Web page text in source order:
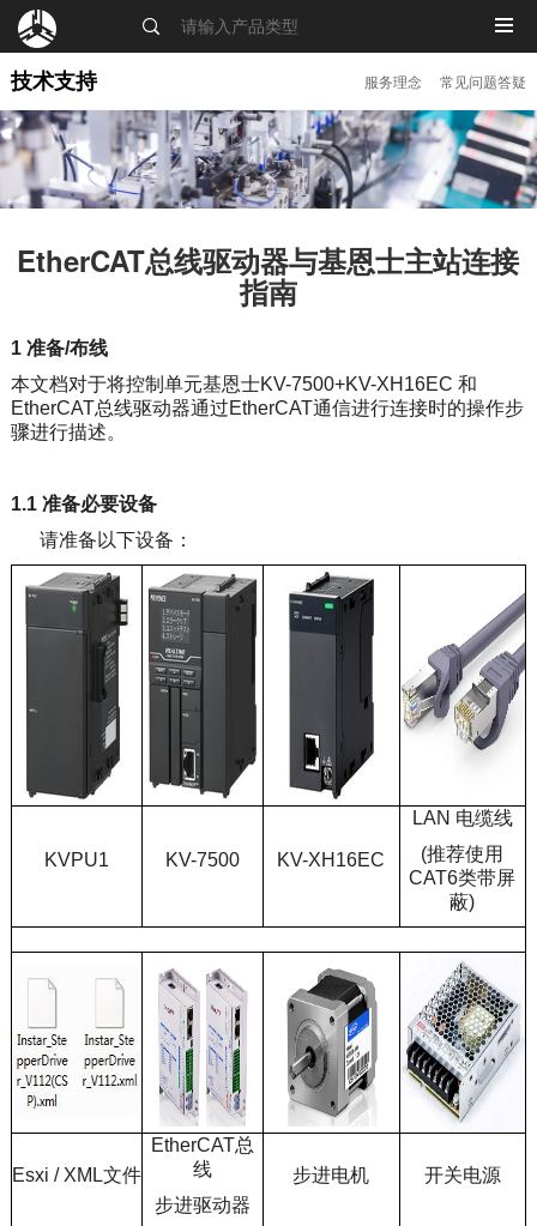
MENU
技术支持 服务理念 常见问题答疑
EtherCAT总线驱动器与基恩士主站连接
指南
1 准备/布线
本文档对于将控制单元基恩士KV-7500+KV-XH16EC 和
EtherCAT总线驱动器通过EtherCAT通信进行连接时的操作步
骤进行描述。
1.1 准备必要设备
请准备以下设备：
KVPU1 KV-7500 KV-XH16EC
LAN 电缆线
(推荐使用
CAT6类带屏
蔽)
Esxi / XML文件
EtherCAT总
线
步进驱动器
步进电机 开关电源